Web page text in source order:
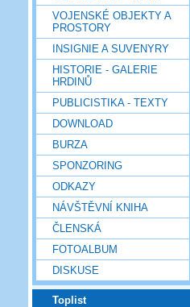
VOJENSKÉ OBJEKTY A
PROSTORY
INSIGNIE A SUVENYRY
HISTORIE - GALERIE
HRDINŮ
PUBLICISTIKA - TEXTY
DOWNLOAD
BURZA
SPONZORING
ODKAZY
NÁVŠTĚVNÍ KNIHA
ČLENSKÁ
FOTOALBUM
DISKUSE
Toplist